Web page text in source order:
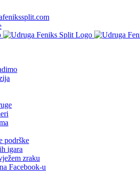
podrške
igara
zraku
Facebook-u